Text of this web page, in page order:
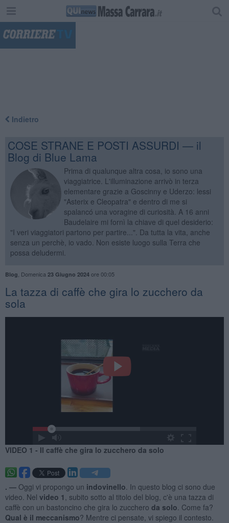
Indietro
COSE STRANE E POSTI ASSURDI — il
Blog di Blue Lama
Prima di qualunque altra cosa, io sono una
viaggiatrice. L'illuminazione arrivò in terza
elementare grazie a Goscinny e Uderzo: lessi
"Asterix e Cleopatra" e dentro di me si
spalancó una voragine di curiosità. A 16 anni
Baudelaire mi fornì la chiave di quel desiderio:
"I veri viaggiatori partono per partire...". Da tutta la vita, anche
senza un perchè, io vado. Non esiste luogo sulla Terra che
possa deludermi.
Blog Domenica 23 Giugno 2024ore 00:05
La tazza di caffè che gira lo zucchero da
sola
VIDEO 1 - Il caffè che gira lo zucchero da solo
. — Oggi vi propongo un indovinello . In questo blog ci sono due
video. Nel video 1 , subito sotto al titolo del blog, c'è una tazza di
caffè con un bastoncino che gira lo zucchero da solo . Come fa?
Qual è il meccanismo? Mentre ci pensate, vi spiego il contesto.